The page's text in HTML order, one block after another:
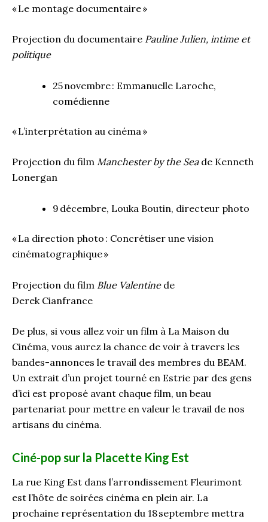
« Le montage documentaire »
Projection du documentaire Pauline Julien, intime et
politique
25 novembre : Emmanuelle Laroche,
comédienne
« L’interprétation au cinéma »
Projection du film Manchester by the Seade Kenneth
Lonergan
9 décembre, Louka Boutin, directeur photo
« La direction photo : Concrétiser une vision
cinématographique »
Projection du film Blue Valentine de
Derek Cianfrance
De plus, si vous allez voir un film à La Maison du
Cinéma, vous aurez la chance de voir à travers les
bandes-annonces le travail des membres du BEAM.
Un extrait d’un projet tourné en Estrie par des gens
d’ici est proposé avant chaque film, un beau
partenariat pour mettre en valeur le travail de nos
artisans du cinéma.
Ciné-pop sur la Placette King Est
La rue King Est dans l’arrondissement Fleurimont
est l’hôte de soirées cinéma en plein air. La
prochaine représentation du 18 septembre mettra